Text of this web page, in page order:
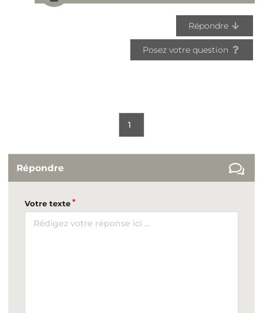
Répondre
Posez votre question
1
Répondre
Votre texte